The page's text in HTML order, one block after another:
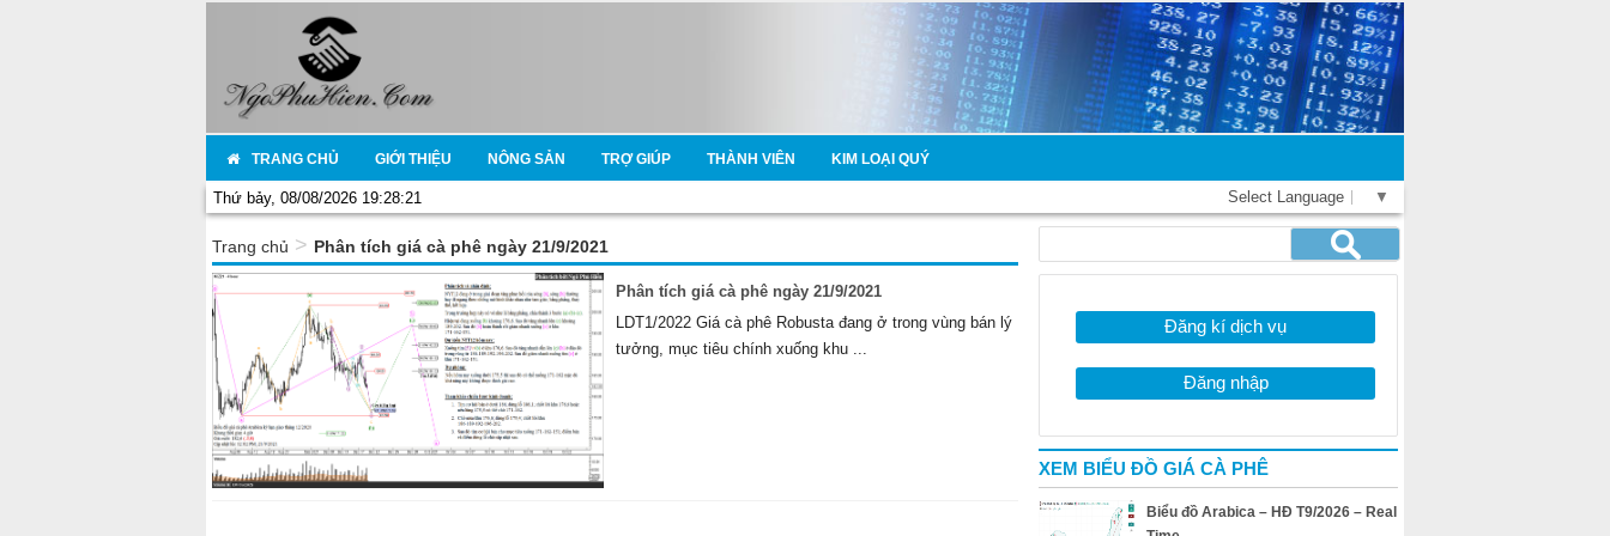
TRANG CHỦ GIỚI THIỆU NÔNG SẢN TRỢ GIÚP THÀNH VIÊN KIM LOẠI QUÝ
Thứ bảy, 08/08/2026 19:28:21 Select Language ▼
Trang chủ > Phân tích giá cà phê ngày 21/9/2021
Phân tích giá cà phê ngày 21/9/2021
LDT1/2022 Giá cà phê Robusta đang ở trong vùng bán lý
tưởng, mục tiêu chính xuống khu ...
Đăng kí dịch vụ
Đăng nhập
XEM BIỂU ĐỒ GIÁ CÀ PHÊ
Biểu đồ Arabica – HĐ T9/2026 – Real